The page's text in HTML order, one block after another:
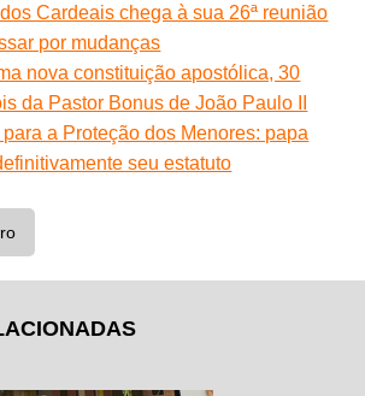
Cardeais chega à sua 26ª reunião
por mudanças
nova constituição apostólica, 30
da Pastor Bonus de João Paulo II
a Proteção dos Menores: papa
seu estatuto